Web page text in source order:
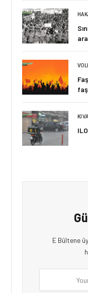
E Bültene